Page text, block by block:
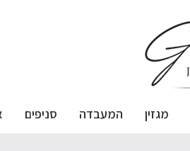
מגזין המעבדה סניפים